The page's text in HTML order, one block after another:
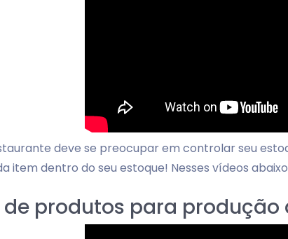
deve se preocupar em controlar seu
item dentro do seu estoque! Nesses vídeos
produtos para produção